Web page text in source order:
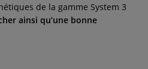
de la gamme System 3
ainsi qu’une bonne